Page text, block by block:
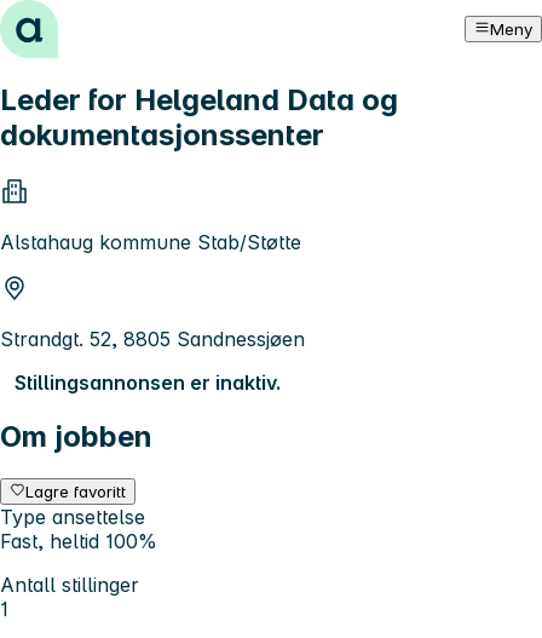
Hopp til innhold Meny
Leder for Helgeland Data og
dokumentasjonssenter
Alstahaug kommune Stab/Støtte
Strandgt. 52, 8805 Sandnessjøen
Stillingsannonsen er inaktiv.
Om jobben
Lagre favoritt
Type ansettelse
Fast, heltid 100%
Antall stillinger
1